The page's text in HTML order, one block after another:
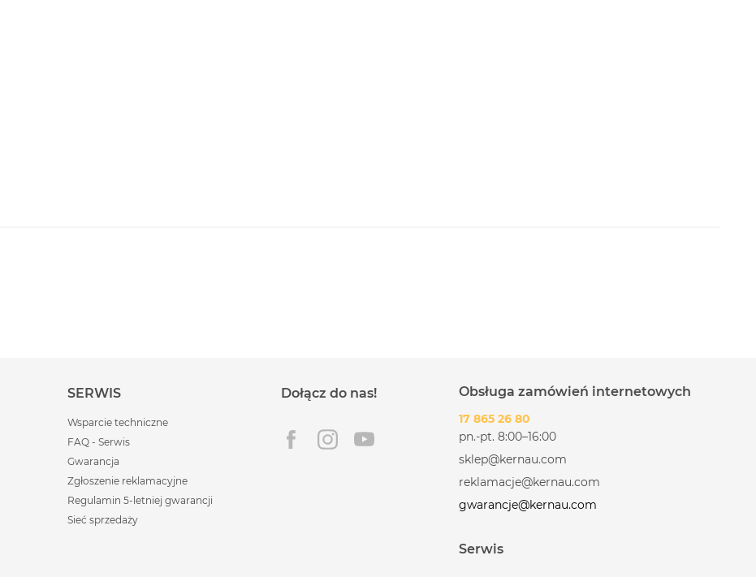
SERWIS
Wsparcie techniczne
FAQ - Serwis
Gwarancja
Zgłoszenie reklamacyjne
Regulamin 5-letniej gwarancji
Sieć sprzedaży
Dołącz do nas! Obsługa zamówień internetowych
17 865 26 80
pn.-pt. 8:00–16:00
sklep@kernau.com
reklamacje@kernau.com
gwarancje@kernau.com
Serwis